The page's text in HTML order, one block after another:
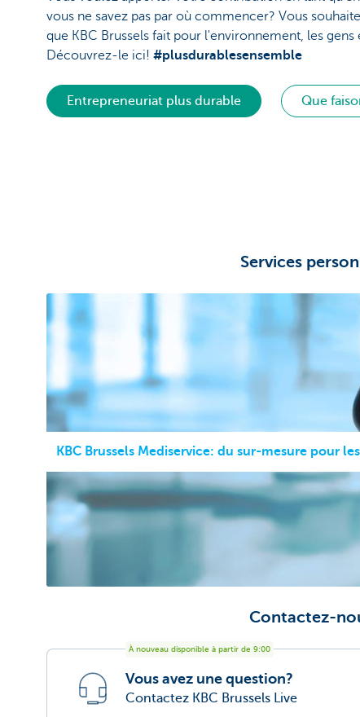
vous ne savez pas par où commencer? Vous
que KBC Brussels fait pour l'environnement, les gens
Découvrez-le ici! #plusdurablesensemble
Entrepreneuriat plus durable Que
Services
KBC Brussels Mediservice: du sur-mesure pour
Contactez-
À nouveau disponible à partir de 9:00
Vous avez une question?
Contactez KBC Brussels Live